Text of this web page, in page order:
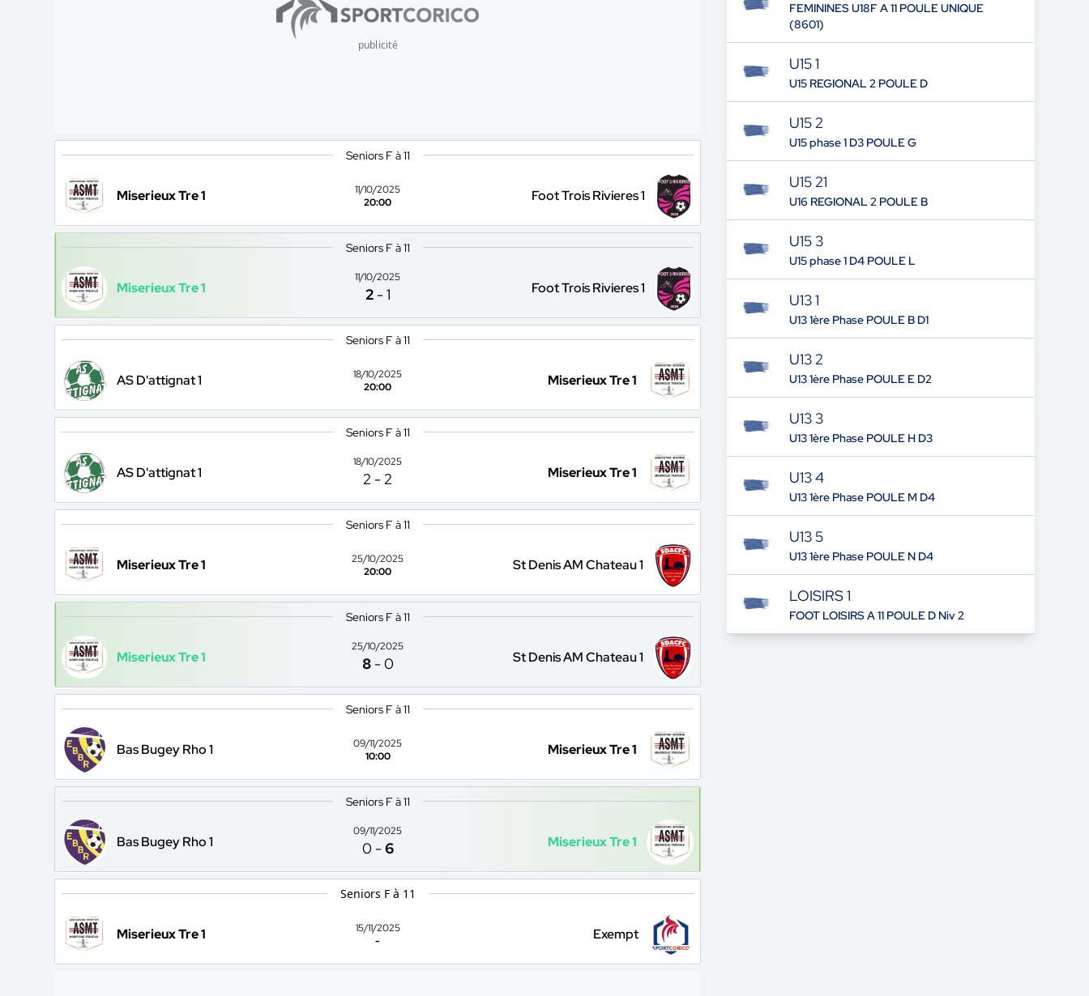
publicité
Seniors F à 11
Miserieux Tre 1
11/10/2025
20:00
Foot Trois Rivieres 1
Seniors F à 11
Miserieux Tre 1
11/10/2025
2 -1 Foot Trois Rivieres 1
Seniors F à 11
AS D'attignat 1
18/10/2025
20:00
Miserieux Tre 1
Seniors F à 11
AS D'attignat 1
18/10/2025
2 -2 Miserieux Tre 1
Seniors F à 11
Miserieux Tre 1
25/10/2025
20:00
St Denis AM Chateau 1
Seniors F à 11
Miserieux Tre 1
25/10/2025
8 -0 St Denis AM Chateau 1
Seniors F à 11
Bas Bugey Rho 1
09/11/2025
10:00
Miserieux Tre 1
Seniors F à 11
Bas Bugey Rho 1
09/11/2025
0 -6 Miserieux Tre 1
Seniors F à 11
Miserieux Tre 1
15/11/2025
-
Exempt
FEMININES U18F A 11 POULE UNIQUE
(8601)
U15 1
U15 REGIONAL 2 POULE D
U15 2
U15 phase 1 D3 POULE G
U15 21
U16 REGIONAL 2 POULE B
U15 3
U15 phase 1 D4 POULE L
U13 1
U13 1ère Phase POULE B D1
U13 2
U13 1ère Phase POULE E D2
U13 3
U13 1ère Phase POULE H D3
U13 4
U13 1ère Phase POULE M D4
U13 5
U13 1ère Phase POULE N D4
LOISIRS 1
FOOT LOISIRS A 11 POULE D Niv 2